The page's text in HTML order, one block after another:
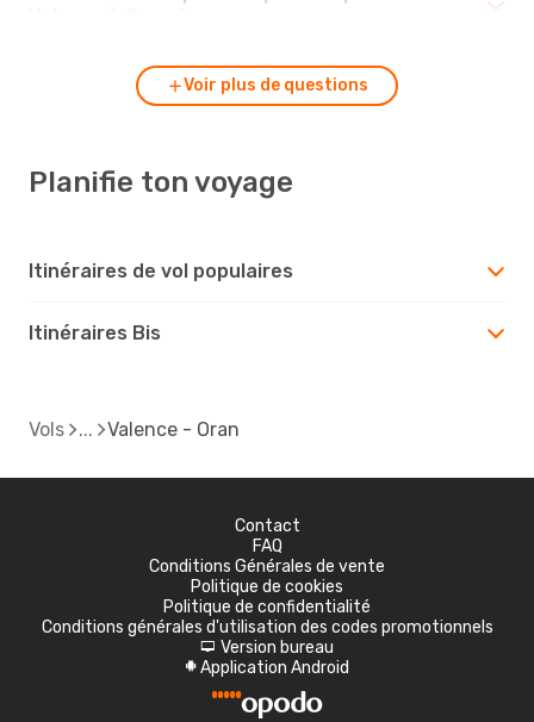
Voir plus de questions
Planifie ton voyage
Itinéraires de vol populaires
Itinéraires Bis
Vols Valence - Oran
Contact
FAQ
Conditions Générales de vente
Politique de cookies
Politique de confidentialité
Conditions générales d'utilisation des codes promotionnels
d Version bureau
A Application Android